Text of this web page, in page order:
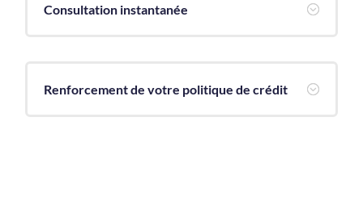
;
Consultation instantanée
;
Renforcement de votre politique de crédit